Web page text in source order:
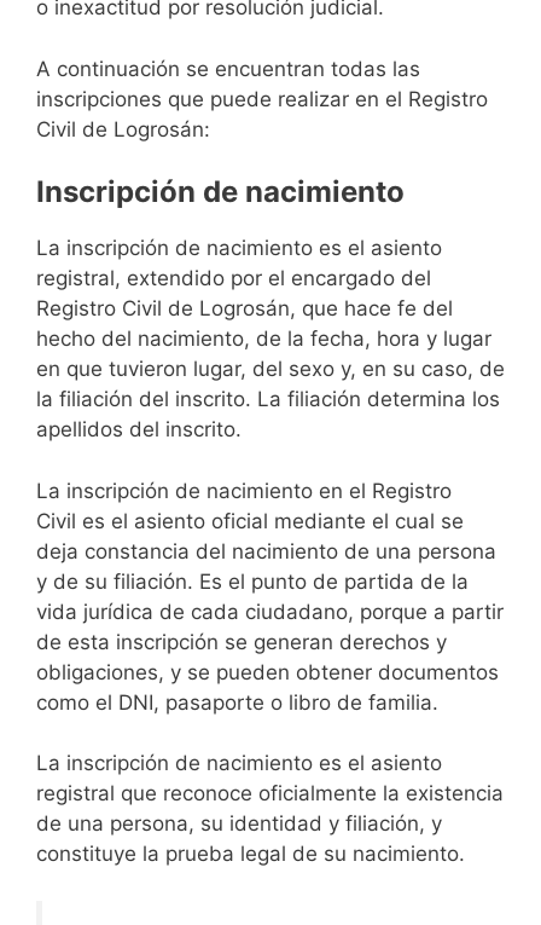
o inexactitud por resolución judicial.
A continuación se encuentran todas las
inscripciones que puede realizar en el Registro
Civil de Logrosán:
Inscripción de nacimiento
La inscripción de nacimiento es el asiento
registral, extendido por el encargado del
Registro Civil de Logrosán, que hace fe del
hecho del nacimiento, de la fecha, hora y lugar
en que tuvieron lugar, del sexo y, en su caso, de
la filiación del inscrito. La filiación determina los
apellidos del inscrito.
La inscripción de nacimiento en el Registro
Civil es el asiento oficial mediante el cual se
deja constancia del nacimiento de una persona
y de su filiación. Es el punto de partida de la
vida jurídica de cada ciudadano, porque a partir
de esta inscripción se generan derechos y
obligaciones, y se pueden obtener documentos
como el DNI, pasaporte o libro de familia.
La inscripción de nacimiento es el asiento
registral que reconoce oficialmente la existencia
de una persona, su identidad y filiación, y
constituye la prueba legal de su nacimiento.